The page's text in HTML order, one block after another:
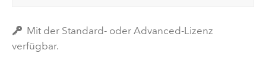
Mit der Standard- oder Advanced-Lizenz
verfügbar.